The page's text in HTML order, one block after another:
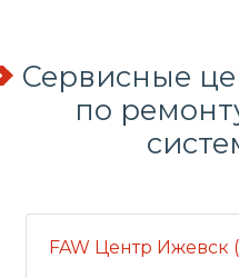
Сервисные
по
FAW Центр Ижевск